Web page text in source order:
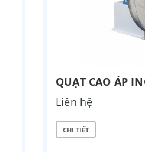
QUẠT CAO ÁP
Liên hệ
CHI TIẾT